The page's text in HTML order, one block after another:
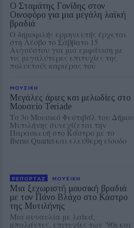
Ο Σταμάτης Γονίδης στον
Οινοφόρο για μια μεγάλη λαϊκή
βραδιά
Ο δημοφιλής ερμηνευτής έρχεται
στη Λέσβο το Σάββατο 15
Αυγούστου για μια εμφάνιση με
τις μεγαλύτερες επιτυχίες της
πολυετούς καριέρας του
ΜΟΥΣΙΚΗ
Μεγάλες άριες και μελωδίες στο
Μουσείο Teriade
Το 3ο Μουσικό Φεστιβάλ του Δήμου
Μυτιλήνης συνεχίζεται την
Παρασκευή στο Κάστρο με το
Iberus Quartet και ελεύθερη είσοδο
ΡΕΠΟΡΤΑΖ ΜΟΥΣΙΚΗ
Μια ξεχωριστή μουσική βραδιά
με τον Πάνο Βλάχο στο Κάστρο
της Μυτιλήνης
Μια συναυλία με λαϊκά,
μπαλάντες, επιτυχίες των ’90s και